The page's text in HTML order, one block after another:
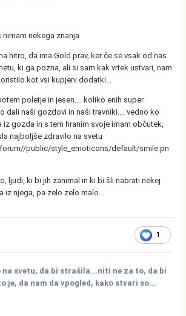
nimam nekega znanja
hitro, da ima Gold prav, ker če se vsak od nas
ki ga pozna, ali si sam kak vrtek ustvari, nam
kot vsi kupjeni dodatki...
poletje in jesen.... koliko enih super
dali naši gozdovi in naši travniki.... vedno ko
iz gozda in s tem hranim svoje imam občutek,
najboljše zdravilo na svetu
public/style_emoticons/default/smile.pn
ljudi, ki bi jih zanimal in ki bi šli nabrati nekej
iz njega, pa zelo zelo malo...
1
svetu, da bi strašila...niti ne za to, da bi
je, da nam da vpogled, kako stvari so...